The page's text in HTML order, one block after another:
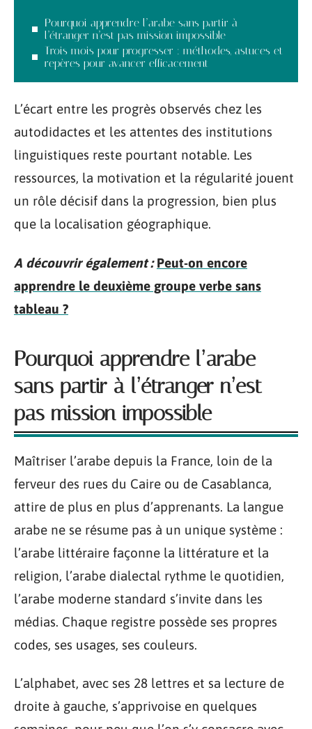
Pourquoi apprendre l’arabe sans partir à
l’étranger n’est pas mission impossible
Trois mois pour progresser : méthodes, astuces et
repères pour avancer efficacement
L’écart entre les progrès observés chez les
autodidactes et les attentes des institutions
linguistiques reste pourtant notable. Les
ressources, la motivation et la régularité jouent
un rôle décisif dans la progression, bien plus
que la localisation géographique.
A découvrir également : Peut-on encore
apprendre le deuxième groupe verbe sans
tableau ?
Pourquoi apprendre l’arabe
sans partir à l’étranger n’est
pas mission impossible
Maîtriser l’arabe depuis la France, loin de la
ferveur des rues du Caire ou de Casablanca,
attire de plus en plus d’apprenants. La langue
arabe ne se résume pas à un unique système :
l’arabe littéraire façonne la littérature et la
religion, l’arabe dialectal rythme le quotidien,
l’arabe moderne standard s’invite dans les
médias. Chaque registre possède ses propres
codes, ses usages, ses couleurs.
L’alphabet, avec ses 28 lettres et sa lecture de
droite à gauche, s’apprivoise en quelques